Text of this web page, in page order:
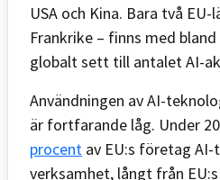
USA och Kina. Bara två
Frankrike – finns med
globalt sett till antalet AI-
Användningen av AI-
är fortfarande låg. Under
procent av EU:s företag
verksamhet, långt från